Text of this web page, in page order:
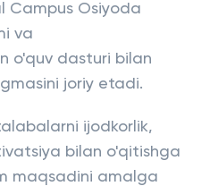
Campus Osiyoda
va
o'quv dasturi bilan
joriy etadi.
ijodkorlik,
bilan o'qitishga
maqsadini amalga